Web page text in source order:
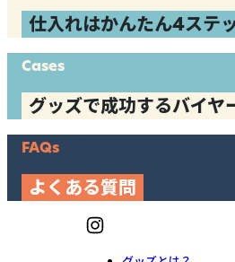
仕入れはかんたん4ステ
Cases
グッズで成功するバイヤ
FAQs
よくある質問